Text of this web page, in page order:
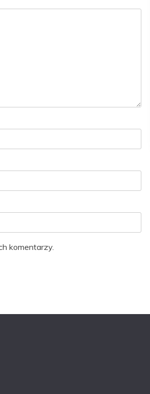
komentarzy.